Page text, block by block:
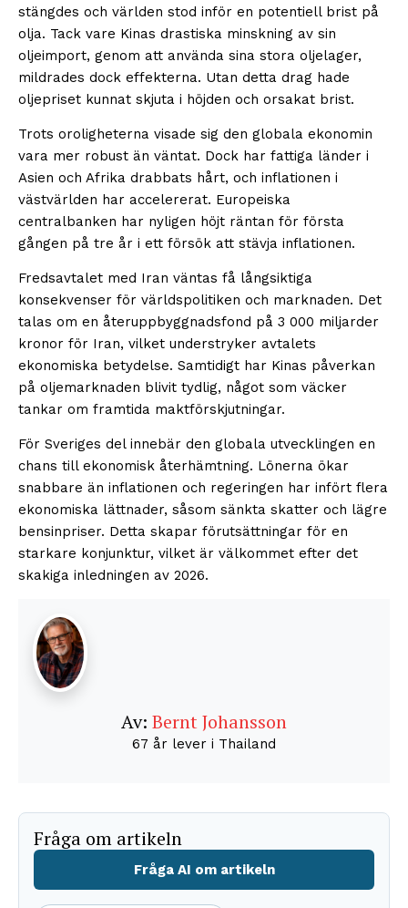
stängdes och världen stod inför en potentiell brist på
olja. Tack vare Kinas drastiska minskning av sin
oljeimport, genom att använda sina stora oljelager,
mildrades dock effekterna. Utan detta drag hade
oljepriset kunnat skjuta i höjden och orsakat brist.
Trots oroligheterna visade sig den globala ekonomin
vara mer robust än väntat. Dock har fattiga länder i
Asien och Afrika drabbats hårt, och inflationen i
västvärlden har accelererat. Europeiska
centralbanken har nyligen höjt räntan för första
gången på tre år i ett försök att stävja inflationen.
Fredsavtalet med Iran väntas få långsiktiga
konsekvenser för världspolitiken och marknaden. Det
talas om en återuppbyggnadsfond på 3 000 miljarder
kronor för Iran, vilket understryker avtalets
ekonomiska betydelse. Samtidigt har Kinas påverkan
på oljemarknaden blivit tydlig, något som väcker
tankar om framtida maktförskjutningar.
För Sveriges del innebär den globala utvecklingen en
chans till ekonomisk återhämtning. Lönerna ökar
snabbare än inflationen och regeringen har infört flera
ekonomiska lättnader, såsom sänkta skatter och lägre
bensinpriser. Detta skapar förutsättningar för en
starkare konjunktur, vilket är välkommet efter det
skakiga inledningen av 2026.
Av: Bernt Johansson
67 år lever i Thailand
Fråga om artikeln
Fråga AI om artikeln